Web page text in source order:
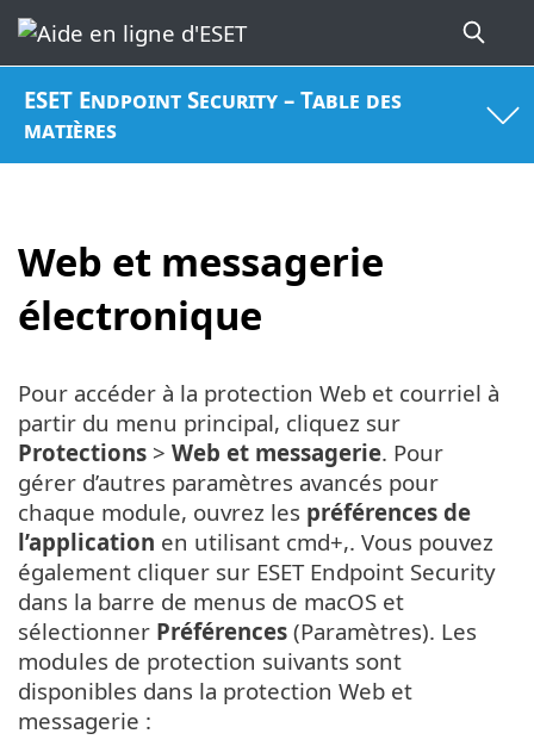
ESET Endpoint Security – Table des
matières
Web et messagerie
électronique
Pour accéder à la protection Web et courriel à
partir du menu principal, cliquez sur
Protections > Web et messagerie. Pour
gérer d’autres paramètres avancés pour
chaque module, ouvrez les préférences de
l’application en utilisant cmd+,. Vous pouvez
également cliquer sur ESET Endpoint Security
dans la barre de menus de macOS et
sélectionner Préférences (Paramètres). Les
modules de protection suivants sont
disponibles dans la protection Web et
messagerie :